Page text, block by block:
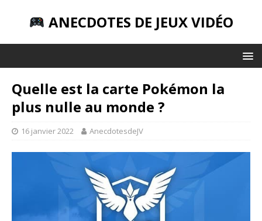
ANECDOTES DE JEUX VIDÉO
Quelle est la carte Pokémon la
plus nulle au monde ?
16 janvier 2022 AnecdotesdeJV